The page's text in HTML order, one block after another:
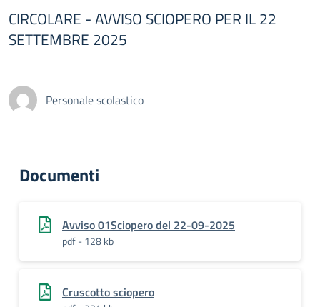
CIRCOLARE - AVVISO SCIOPERO PER IL 22
SETTEMBRE 2025
Personale scolastico
Documenti
Avviso 01Sciopero del 22-09-2025
pdf - 128 kb
Cruscotto sciopero